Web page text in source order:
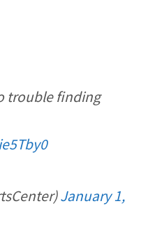
trouble finding
January 1,